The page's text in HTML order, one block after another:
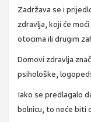
Zadržava se i
zdravlja, koji će
otocima ili drugim
Domovi zdravlja
psihološke,
Iako se predlagalo
bolnicu, to neće biti